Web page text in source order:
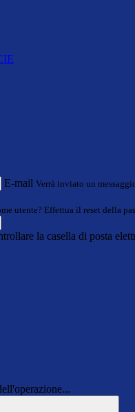
E-mail Verrà inviato un
utente? Effettua il reset della
la casella di posta